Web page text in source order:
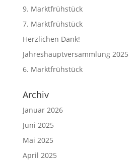
9. Marktfrühstück
7. Marktfrühstück
Herzlichen Dank!
Jahreshauptversammlung 2025
6. Marktfrühstück
Archiv
Januar 2026
Juni 2025
Mai 2025
April 2025